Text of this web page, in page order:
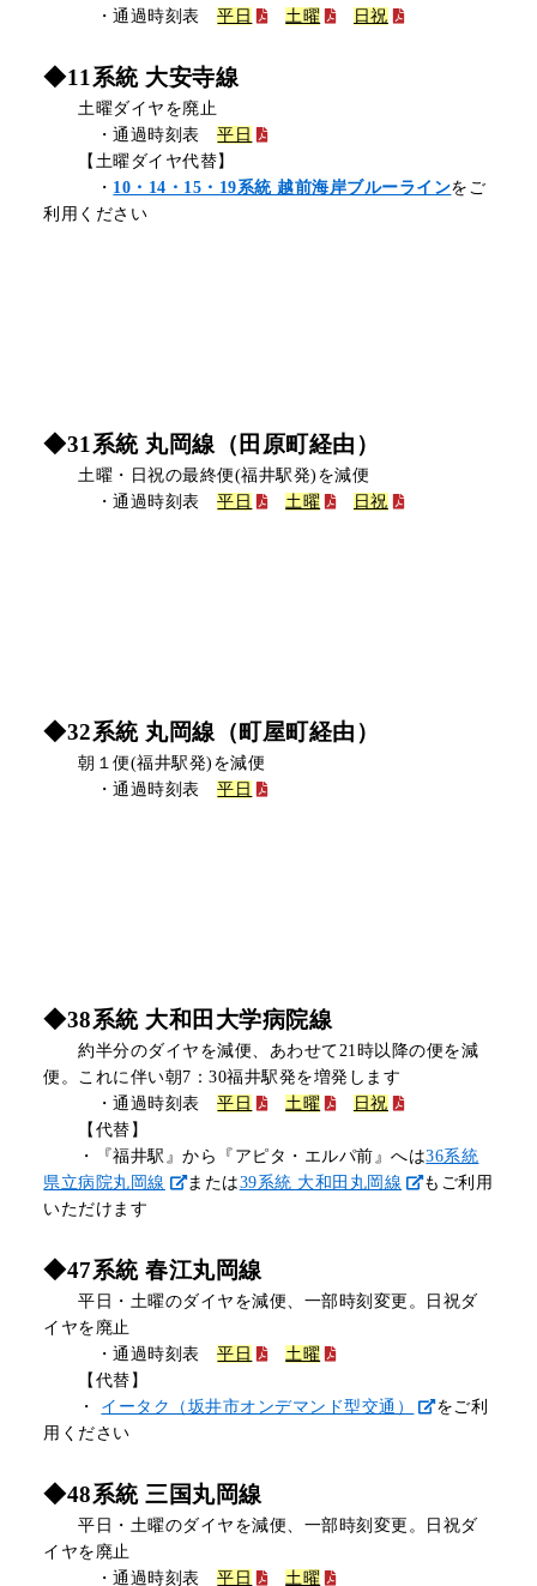
・通過時刻表平日 土曜 日祝
◆11系統 大安寺線
土曜ダイヤを廃止
・通過時刻表平日
【土曜ダイヤ代替】
・ 10・14・15・19系統 越前海岸ブルーラインをご
利用ください
◆31系統 丸岡線（田原町経由）
土曜・ 日祝の最終便(福井駅発)を減便
・通過時刻表平日 土曜 日祝
◆32系統 丸岡線（町屋町経由）
朝１便(福井駅発)を減便
・通過時刻表平日
◆38系統 大和田大学病院線
約半分のダイヤを減便、あわせて 21時以降の便を減
便。これに伴い朝7：30福井駅発を増発します
・通過時刻表平日 土曜
日祝
【代替】
・『福井駅』から『アピタ・エルパ前』へは36系統
県立病院丸岡線
または39系統 大和田丸岡線
もご利用
いただけます
◆47系統 春江丸岡線
平日・土曜のダイヤを減便、一部時刻変更。日祝ダ
イヤを廃止
・通過時刻表平日
土曜
【代替】
・ イータク（坂井市オンデマンド型交通）
をご利
用ください
◆48系統 三国丸岡線
平日・土曜のダイヤを減便、一部時刻変更。日祝ダ
イヤを廃止
・通過時刻表平日 土曜